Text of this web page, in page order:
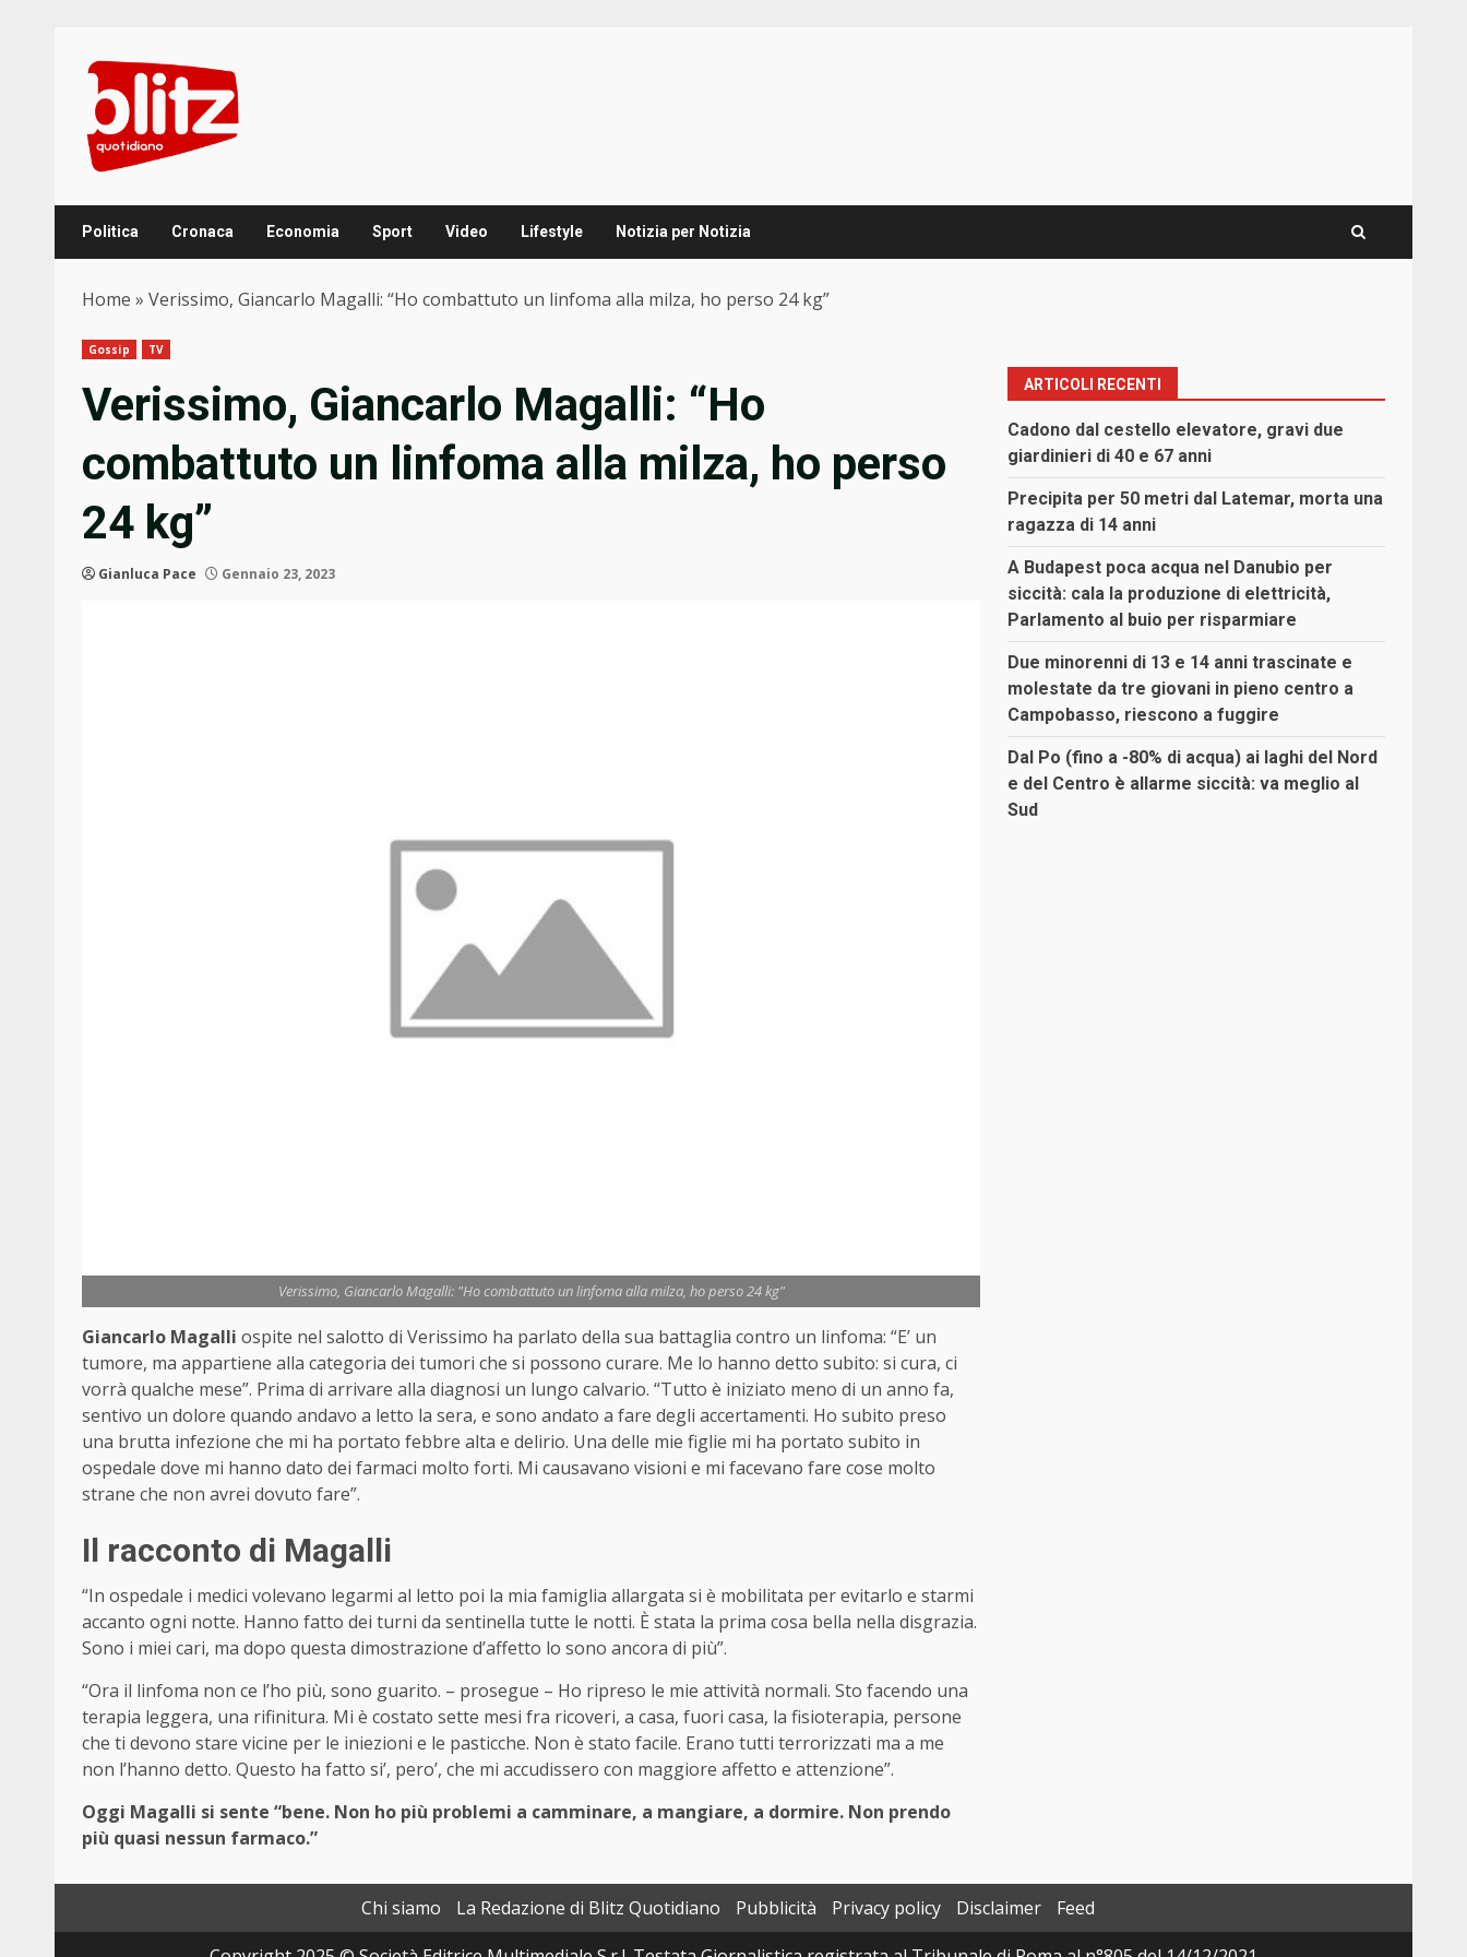
content
Politica Cronaca Economia Sport Video Lifestyle Notizia per Notizia
Home » Verissimo, Giancarlo Magalli: “Ho combattuto un linfoma alla milza, ho perso 24 kg”
Gossip TV
Verissimo, Giancarlo Magalli: “Ho
combattuto un linfoma alla milza, ho perso
24 kg”
Gianluca Pace Gennaio 23, 2023
Verissimo, Giancarlo Magalli: "Ho combattuto un linfoma alla milza, ho perso 24 kg"
Giancarlo Magalli ospite nel salotto di Verissimo ha parlato della sua battaglia contro un linfoma: “E’ un
tumore, ma appartiene alla categoria dei tumori che si possono curare. Me lo hanno detto subito: si cura, ci
vorrà qualche mese”. Prima di arrivare alla diagnosi un lungo calvario. “Tutto è iniziato meno di un anno fa,
sentivo un dolore quando andavo a letto la sera, e sono andato a fare degli accertamenti. Ho subito preso
una brutta infezione che mi ha portato febbre alta e delirio. Una delle mie figlie mi ha portato subito in
ospedale dove mi hanno dato dei farmaci molto forti. Mi causavano visioni e mi facevano fare cose molto
strane che non avrei dovuto fare”.
Il racconto di Magalli
“In ospedale i medici volevano legarmi al letto poi la mia famiglia allargata si è mobilitata per evitarlo e starmi
accanto ogni notte. Hanno fatto dei turni da sentinella tutte le notti. È stata la prima cosa bella nella disgrazia.
Sono i miei cari, ma dopo questa dimostrazione d’affetto lo sono ancora di più”.
“Ora il linfoma non ce l’ho più, sono guarito. – prosegue – Ho ripreso le mie attività normali. Sto facendo una
terapia leggera, una rifinitura. Mi è costato sette mesi fra ricoveri, a casa, fuori casa, la fisioterapia, persone
che ti devono stare vicine per le iniezioni e le pasticche. Non è stato facile. Erano tutti terrorizzati ma a me
non l’hanno detto. Questo ha fatto si’, pero’, che mi accudissero con maggiore affetto e attenzione”.
Oggi Magalli si sente “bene. Non ho più problemi a camminare, a mangiare, a dormire. Non prendo
più quasi nessun farmaco.”
ARTICOLI RECENTI
Cadono dal cestello elevatore, gravi due
giardinieri di 40 e 67 anni
Precipita per 50 metri dal Latemar, morta una
ragazza di 14 anni
A Budapest poca acqua nel Danubio per
siccità: cala la produzione di elettricità,
Parlamento al buio per risparmiare
Due minorenni di 13 e 14 anni trascinate e
molestate da tre giovani in pieno centro a
Campobasso, riescono a fuggire
Dal Po (fino a -80% di acqua) ai laghi del Nord
e del Centro è allarme siccità: va meglio al
Sud
Chi siamo La Redazione di Blitz Quotidiano Pubblicità Privacy policy Disclaimer
Feed